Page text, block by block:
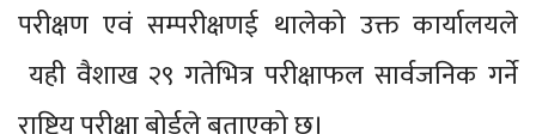
परीक्षण एवं सम्परीक्षणई थालेको उक्त कार्यालयले
यही वैशाख २९ गतेभित्र परीक्षाफल सार्वजनिक गर्ने